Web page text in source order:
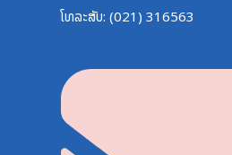
ໂທລະສັບ: (021) 316563